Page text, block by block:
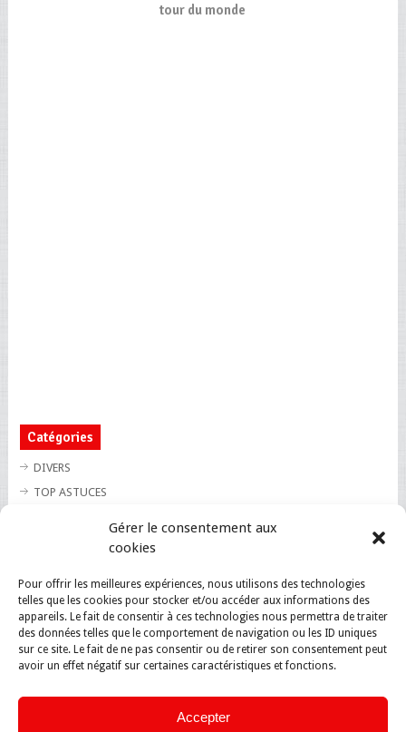
Gérer le consentement aux
cookies
Pour offrir les meilleures expériences, nous utilisons des technologies
telles que les cookies pour stocker et/ou accéder aux informations des
appareils. Le fait de consentir à ces technologies nous permettra de traiter
des données telles que le comportement de navigation ou les ID uniques
sur ce site. Le fait de ne pas consentir ou de retirer son consentement peut
avoir un effet négatif sur certaines caractéristiques et fonctions.
Accepter
tour du monde
Catégories
DIVERS
TOP ASTUCES
TOP INSOLITE
TOP SANTE